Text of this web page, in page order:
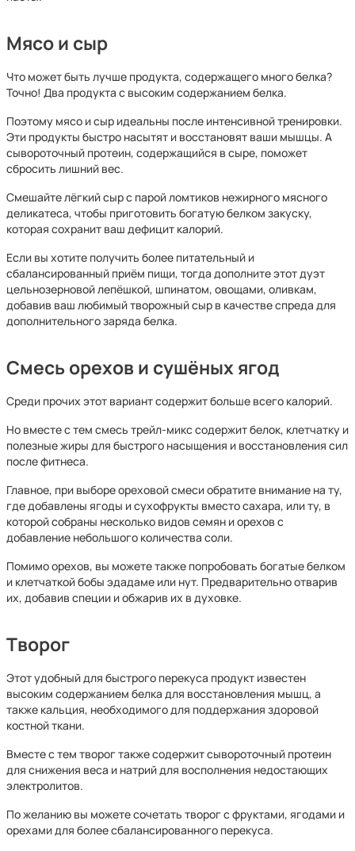
Мясо и сыр
Что может быть лучше продукта, содержащего много белка?
Точно! Два продукта с высоким содержанием белка.
Поэтому мясо и сыр идеальны после интенсивной тренировки.
Эти продукты быстро насытят и восстановят ваши мышцы. А
сывороточный протеин, содержащийся в сыре, поможет
сбросить лишний вес.
Смешайте лёгкий сыр с парой ломтиков нежирного мясного
деликатеса, чтобы приготовить богатую белком закуску,
которая сохранит ваш дефицит калорий.
Если вы хотите получить более питательный и
сбалансированный приём пищи, тогда дополните этот дуэт
цельнозерновой лепёшкой, шпинатом, овощами, оливкам,
добавив ваш любимый творожный сыр в качестве спреда для
дополнительного заряда белка.
Смесь орехов и сушёных ягод
Среди прочих этот вариант содержит больше всего калорий.
Но вместе с тем смесь трейл-микс содержит белок, клетчатку и
полезные жиры для быстрого насыщения и восстановления сил
после фитнеса.
Главное, при выборе ореховой смеси обратите внимание на ту,
где добавлены ягоды и сухофрукты вместо сахара, или ту, в
которой собраны несколько видов семян и орехов с
добавление небольшого количества соли.
Помимо орехов, вы можете также попробовать богатые белком
и клетчаткой бобы эдадаме или нут. Предварительно отварив
их, добавив специи и обжарив их в духовке.
Творог
Этот удобный для быстрого перекуса продукт известен
высоким содержанием белка для восстановления мышц, а
также кальция, необходимого для поддержания здоровой
костной ткани.
Вместе с тем творог также содержит сывороточный протеин
для снижения веса и натрий для восполнения недостающих
электролитов.
По желанию вы можете сочетать творог с фруктами, ягодами и
орехами для более сбалансированного перекуса.